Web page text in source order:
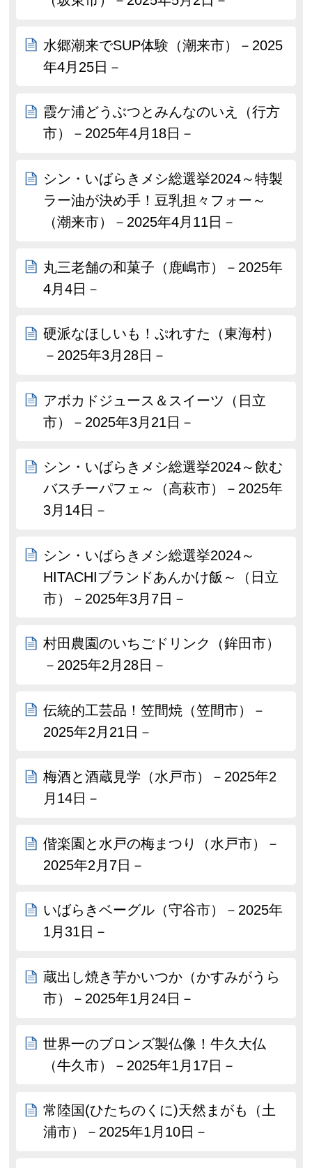
水郷潮来でSUP体験（潮来市）－2025
年4月25日－
霞ケ浦どうぶつとみんなのいえ（行方
市）－2025年4月18日－
シン・いばらきメシ総選挙2024～特製
ラー油が決め手！豆乳担々フォー～
（潮来市）－2025年4月11日－
丸三老舗の和菓子（鹿嶋市）－2025年
4月4日－
硬派なほしいも！ぷれすた（東海村）
－2025年3月28日－
アボカドジュース＆スイーツ（日立
市）－2025年3月21日－
シン・いばらきメシ総選挙2024～飲む
バスチーパフェ～（高萩市）－2025年
3月14日－
シン・いばらきメシ総選挙2024～
HITACHIブランドあんかけ飯～（日立
市）－2025年3月7日－
村田農園のいちごドリンク（鉾田市）
－2025年2月28日－
伝統的工芸品！笠間焼（笠間市）－
2025年2月21日－
梅酒と酒蔵見学（水戸市）－2025年2
月14日－
偕楽園と水戸の梅まつり（水戸市）－
2025年2月7日－
いばらきベーグル（守谷市）－2025年
1月31日－
蔵出し焼き芋かいつか（かすみがうら
市）－2025年1月24日－
世界一のブロンズ製仏像！牛久大仏
（牛久市）－2025年1月17日－
常陸国(ひたちのくに)天然まがも（土
浦市）－2025年1月10日－